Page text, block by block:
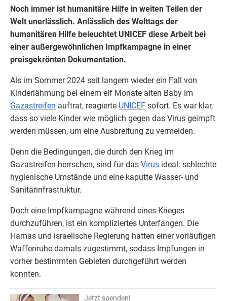
Noch immer ist humanitäre Hilfe in weiten Teilen der
Welt unerlässlich. Anlässlich des Welttags der
humanitären Hilfe beleuchtet UNICEF diese Arbeit bei
einer außergewöhnlichen Impfkampagne in einer
preisgekrönten Dokumentation.
Als im Sommer 2024 seit langem wieder ein Fall von
Kinderlähmung bei einem elf Monate alten Baby im
Gazastreifen auftrat, reagierte UNICEF sofort. Es war klar,
dass so viele Kinder wie möglich gegen das Virus geimpft
werden müssen, um eine Ausbreitung zu vermeiden.
Denn die Bedingungen, die durch den Krieg im
Gazastreifen herrschen, sind für das Virus ideal: schlechte
hygienische Umstände und eine kaputte Wasser- und
Sanitärinfrastruktur.
Doch eine Impfkampagne während eines Krieges
durchzuführen, ist ein kompliziertes Unterfangen. Die
Hamas und israelische Regierung hatten einer vorläufigen
Waffenruhe damals zugestimmt, sodass Impfungen in
vorher bestimmten Gebieten durchgeführt werden
konnten.
Jetzt spenden!